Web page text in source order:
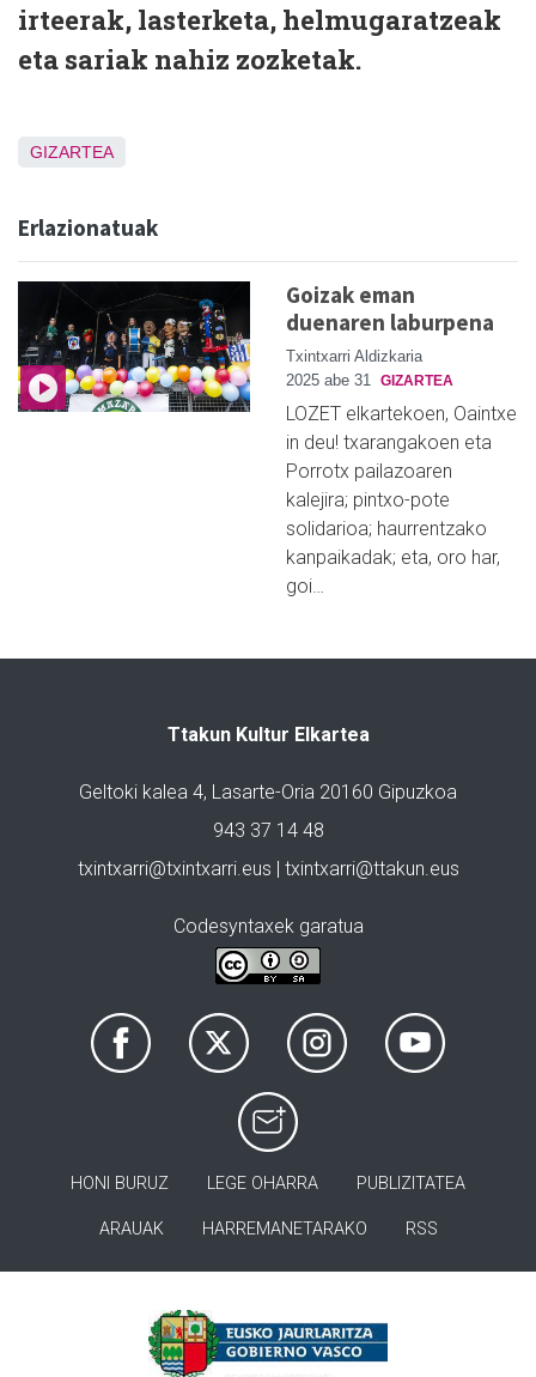
irteerak, lasterketa, helmugaratzeak
eta sariak nahiz zozketak.
GIZARTEA
Erlazionatuak
Goizak eman
duenaren laburpena
Txintxarri Aldizkaria
2025 abe 31 GIZARTEA
LOZET elkartekoen, Oaintxe
in deu! txarangakoen eta
Porrotx pailazoaren
kalejira; pintxo-pote
solidarioa; haurrentzako
kanpaikadak; eta, oro har,
goi…
Ttakun Kultur Elkartea
Geltoki kalea 4, Lasarte-Oria 20160 Gipuzkoa
943 37 14 48
txintxarri@txintxarri.eus | txintxarri@ttakun.eus
Codesyntaxek garatua
HONI BURUZ LEGE OHARRA PUBLIZITATEA
ARAUAK HARREMANETARAKO RSS